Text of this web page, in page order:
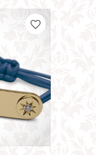
favorite_border
favorite_border
favorite_border